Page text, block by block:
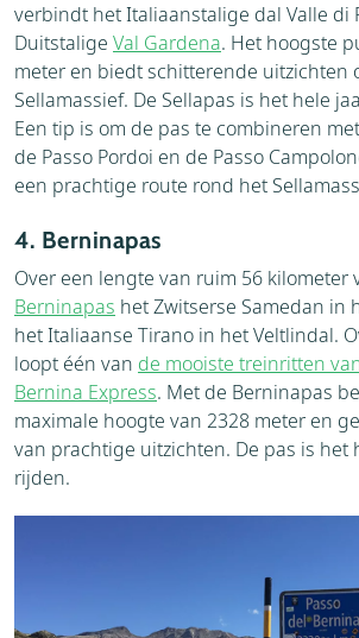
verbindt het Italiaanstalige dal Valle di
Duitstalige Val Gardena. Het hoogste
meter en biedt schitterende uitzichten
Sellamassief. De Sellapas is het hele
Een tip is om de pas te combineren
de Passo Pordoi en de Passo
een prachtige route rond het
4. Berninapas
Over een lengte van ruim 56 kilometer
Berninapas het Zwitserse Samedan in
het Italiaanse Tirano in het Veltlindal.
loopt één van de mooiste treinritten
Bernina Express. Met de Berninapas
maximale hoogte van 2328 meter en
van prachtige uitzichten. De pas is het
rijden.